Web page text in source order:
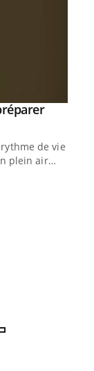
de vie !
plein air…